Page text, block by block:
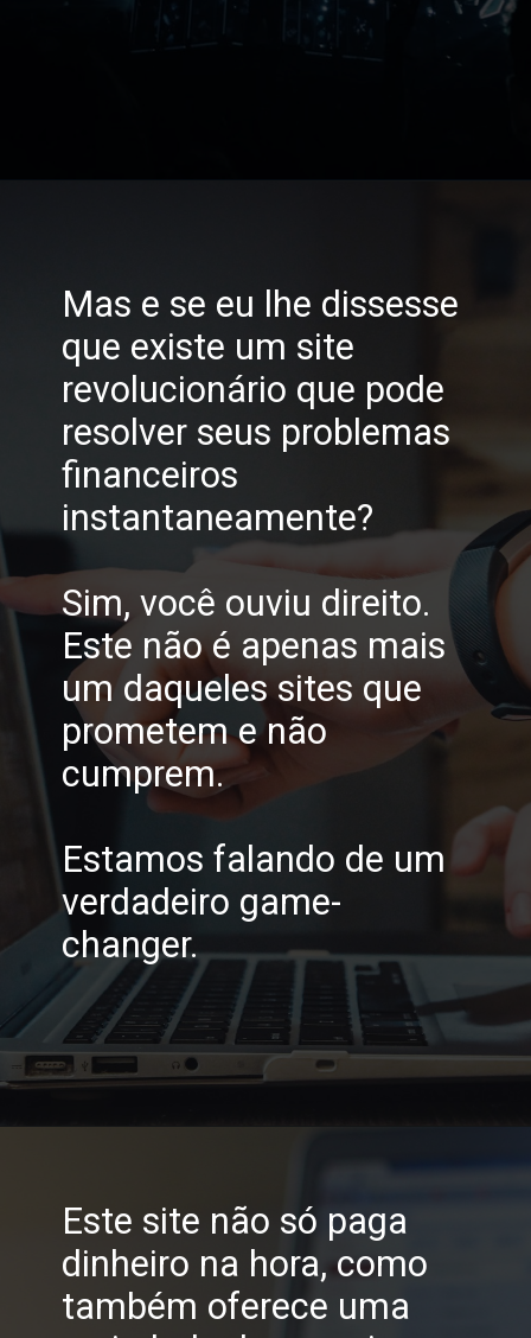
Mas e se eu lhe dissesse
que existe um site
revolucionário que pode
resolver seus problemas
financeiros
instantaneamente?
Sim, você ouviu direito.
Este não é apenas mais
um daqueles sites que
prometem e não
cumprem.
Estamos falando de um
verdadeiro game-
changer.
Este site não só paga
dinheiro na hora, como
também oferece uma